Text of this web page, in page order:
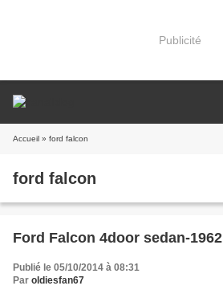
Publicité
Accueil » ford falcon
ford falcon
Ford Falcon 4door sedan-1962
Publié le 05/10/2014 à 08:31
Par oldiesfan67